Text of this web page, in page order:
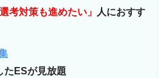
考対策も進めたい」
人におすす
たESが見放題